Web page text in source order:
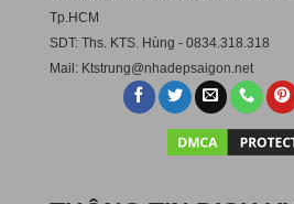
Tp.HCM
SDT: Ths. KTS. Hùng - 0834.318.318
Mail: Ktstrung@nhadepsaigon.net